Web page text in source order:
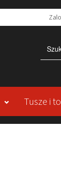
Tusze i